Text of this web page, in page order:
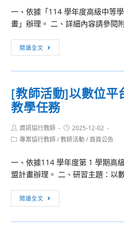
教
育
署
普
通
級
中
等
學
校
樂
學
心
種
務
處
組!
學
現
的
應
推
廣
活
師
生
研
習
一、依據「114 學年度高級中等
畫」辦理。 二、詳細內容請參閱
閱讀全文
師
研
Apps
Script
園
運
[教師活動]以數位平
教學任務
Post
author:
資訊協行教師
Post
published:
2025-12-02
Post專案協行教師 / 教師活動 / 首頁公告
一、依據114 學年度第 1 學期高
盟計畫辦理。 二、研習主題：以
閱讀全文
師
活